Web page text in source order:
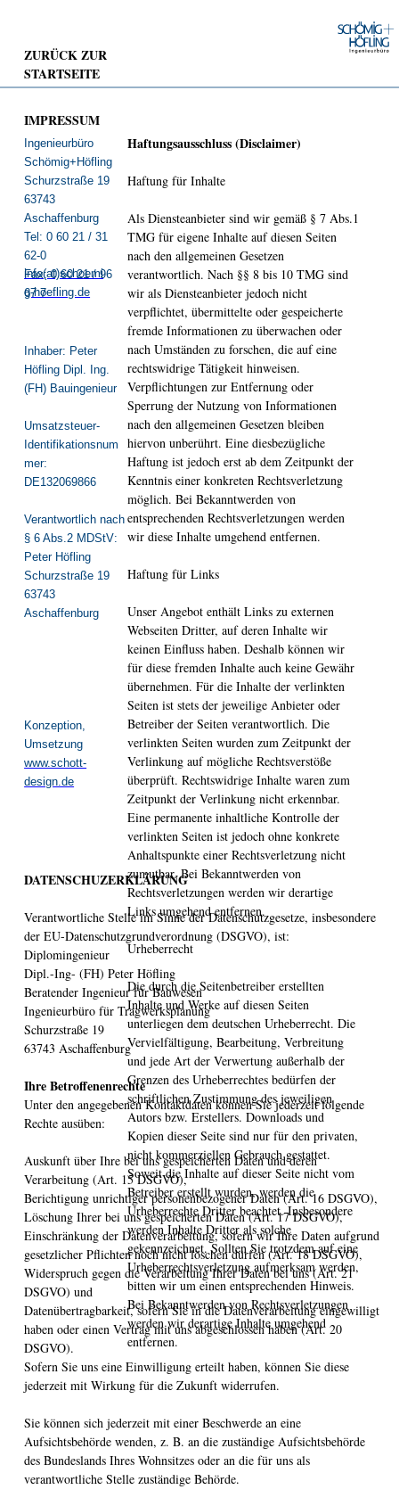
ZURÜCK ZUR
STARTSEITE
IMPRESSUM
DATENSCHUZERKLÄRUNG
Verantwortliche Stelle im Sinne der Datenschutzgesetze, insbesondere
der EU-Datenschutzgrundverordnung (DSGVO), ist:
Diplomingenieur
Dipl.-Ing- (FH) Peter Höfling
Beratender Ingenieur für Bauwesen
Ingenieurbüro für Tragwerksplanung
Schurzstraße 19
63743 Aschaffenburg
Ihre Betroffenenrechte
Unter den angegebenen Kontaktdaten können Sie jederzeit folgende
Rechte ausüben:
Auskunft über Ihre bei uns gespeicherten Daten und deren
Verarbeitung (Art. 15 DSGVO),
Berichtigung unrichtiger personenbezogener Daten (Art. 16 DSGVO),
Löschung Ihrer bei uns gespeicherten Daten (Art. 17 DSGVO),
Einschränkung der Datenverarbeitung, sofern wir Ihre Daten aufgrund
gesetzlicher Pflichten noch nicht löschen dürfen (Art. 18 DSGVO),
Widerspruch gegen die Verarbeitung Ihrer Daten bei uns (Art. 21
DSGVO) und
Datenübertragbarkeit, sofern Sie in die Datenverarbeitung eingewilligt
haben oder einen Vertrag mit uns abgeschlossen haben (Art. 20
DSGVO).
Sofern Sie uns eine Einwilligung erteilt haben, können Sie diese
jederzeit mit Wirkung für die Zukunft widerrufen.
Sie können sich jederzeit mit einer Beschwerde an eine
Aufsichtsbehörde wenden, z. B. an die zuständige Aufsichtsbehörde
des Bundeslands Ihres Wohnsitzes oder an die für uns als
verantwortliche Stelle zuständige Behörde.
Ingenieurbüro
Schömig+Höfling
Schurzstraße 19
63743
Aschaffenburg
Tel: 0 60 21 / 31
62-0
Fax: 0 60 21 / 96
67 7
Inhaber: Peter
Höfling Dipl. Ing.
(FH) Bauingenieur
Umsatzsteuer-
Identifikationsnum
mer:
DE132069866
Verantwortlich nach
§ 6 Abs.2 MDStV:
Peter Höfling
Schurzstraße 19
63743
Aschaffenburg
Konzeption,
Umsetzung
www.schott-
design.de
info(at)schoemi
g-hoefling.de
Haftungsausschluss (Disclaimer)
Haftung für Inhalte
Als Diensteanbieter sind wir gemäß § 7 Abs.1
TMG für eigene Inhalte auf diesen Seiten
nach den allgemeinen Gesetzen
verantwortlich. Nach §§ 8 bis 10 TMG sind
wir als Diensteanbieter jedoch nicht
verpflichtet, übermittelte oder gespeicherte
fremde Informationen zu überwachen oder
nach Umständen zu forschen, die auf eine
rechtswidrige Tätigkeit hinweisen.
Verpflichtungen zur Entfernung oder
Sperrung der Nutzung von Informationen
nach den allgemeinen Gesetzen bleiben
hiervon unberührt. Eine diesbezügliche
Haftung ist jedoch erst ab dem Zeitpunkt der
Kenntnis einer konkreten Rechtsverletzung
möglich. Bei Bekanntwerden von
entsprechenden Rechtsverletzungen werden
wir diese Inhalte umgehend entfernen.
Haftung für Links
Unser Angebot enthält Links zu externen
Webseiten Dritter, auf deren Inhalte wir
keinen Einfluss haben. Deshalb können wir
für diese fremden Inhalte auch keine Gewähr
übernehmen. Für die Inhalte der verlinkten
Seiten ist stets der jeweilige Anbieter oder
Betreiber der Seiten verantwortlich. Die
verlinkten Seiten wurden zum Zeitpunkt der
Verlinkung auf mögliche Rechtsverstöße
überprüft. Rechtswidrige Inhalte waren zum
Zeitpunkt der Verlinkung nicht erkennbar.
Eine permanente inhaltliche Kontrolle der
verlinkten Seiten ist jedoch ohne konkrete
Anhaltspunkte einer Rechtsverletzung nicht
zumutbar. Bei Bekanntwerden von
Rechtsverletzungen werden wir derartige
Links umgehend entfernen.
Urheberrecht
Die durch die Seitenbetreiber erstellten
Inhalte und Werke auf diesen Seiten
unterliegen dem deutschen Urheberrecht. Die
Vervielfältigung, Bearbeitung, Verbreitung
und jede Art der Verwertung außerhalb der
Grenzen des Urheberrechtes bedürfen der
schriftlichen Zustimmung des jeweiligen
Autors bzw. Erstellers. Downloads und
Kopien dieser Seite sind nur für den privaten,
nicht kommerziellen Gebrauch gestattet.
Soweit die Inhalte auf dieser Seite nicht vom
Betreiber erstellt wurden, werden die
Urheberrechte Dritter beachtet. Insbesondere
werden Inhalte Dritter als solche
gekennzeichnet. Sollten Sie trotzdem auf eine
Urheberrechtsverletzung aufmerksam werden,
bitten wir um einen entsprechenden Hinweis.
Bei Bekanntwerden von Rechtsverletzungen
werden wir derartige Inhalte umgehend
entfernen.